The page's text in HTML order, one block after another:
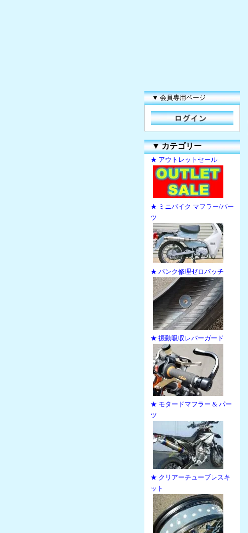
▼ 会員専用ページ
▼カテゴリー
★ アウトレットセール
★ ミニバイク マフラー/パー
ツ
★ パンク修理ゼロパッチ
★ 振動吸収レバーガード
★ モタードマフラー & パー
ツ
★ クリアーチューブレスキ
ット